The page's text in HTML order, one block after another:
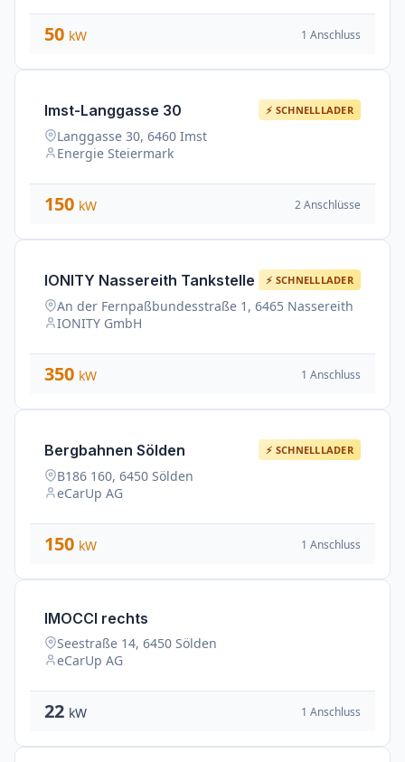
50 kW 1 Anschluss
Imst-Langgasse 30 ⚡ SCHNELLLADER
Langgasse 30, 6460 Imst
Energie Steiermark
150 kW 2 Anschlüsse
IONITY Nassereith Tankstelle ⚡ SCHNELLLADER
An der Fernpaßbundesstraße 1, 6465 Nassereith
IONITY GmbH
350 kW 1 Anschluss
Bergbahnen Sölden ⚡ SCHNELLLADER
B186 160, 6450 Sölden
eCarUp AG
150 kW 1 Anschluss
IMOCCI rechts
Seestraße 14, 6450 Sölden
eCarUp AG
22 kW 1 Anschluss